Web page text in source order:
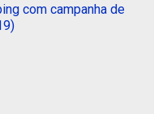
com campanha de